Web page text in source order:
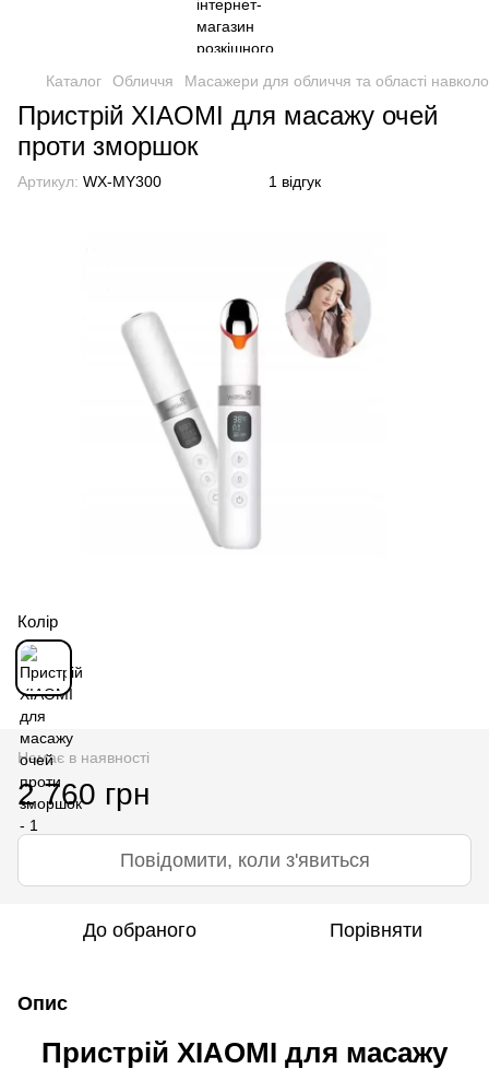
Каталог Обличчя Масажери для обличчя та області
Пристрій XIAOMI для масажу очей
проти зморшок
Артикул: WX-MY300 1 відгук
Колір
Немає в наявності
2 760 грн
Повідомити, коли з'явиться
До обраного Порівняти
Опис
Пристрій XIAOMI для масажу